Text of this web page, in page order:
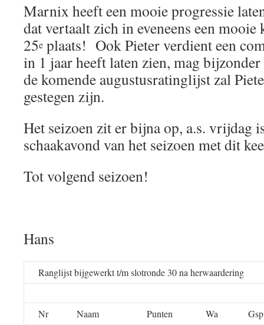
Marnix heeft een mooie progressie
dat vertaalt zich in eveneens een
25e plaats! Ook Pieter verdient een
in 1 jaar heeft laten zien, mag
de komende augustusratinglijst zal
gestegen zijn.
Het seizoen zit er bijna op, a.s. vrijdag
schaakavond van het seizoen met dit
Tot volgend seizoen!
Hans
Ranglijst bijgewerkt t/m slotronde 30 na herwaardering
Nr Naam Punten Wa
Gsp